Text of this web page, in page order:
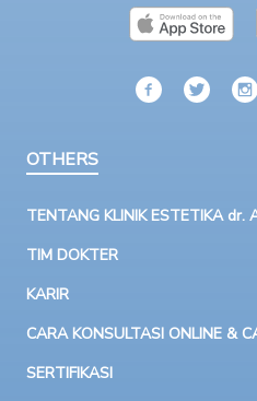
OTHERS
TENTANG KLINIK ESTETIKA dr.
TIM DOKTER
KARIR
CARA KONSULTASI ONLINE &
SERTIFIKASI